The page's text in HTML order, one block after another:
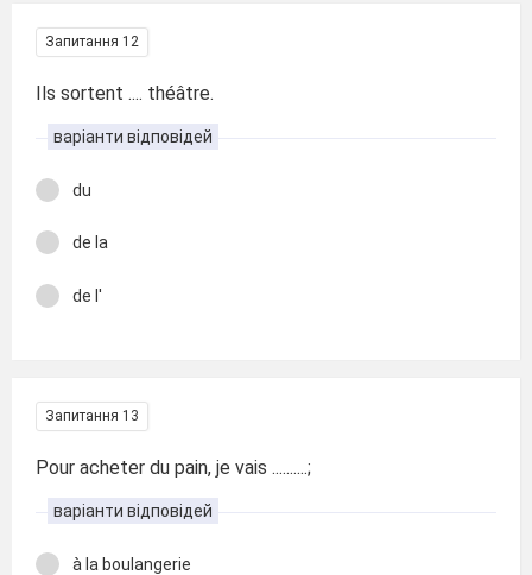
Запитання 12
Ils sortent .... théâtre.
варіанти відповідей
du
de la
de l'
Запитання 13
Pour acheter du pain, je vais ..........;
варіанти відповідей
à la boulangerie